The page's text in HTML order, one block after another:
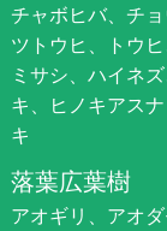
チャボヒバ、チ
ツトウヒ、トウ
ミサシ、ハイネ
キ、ヒノキアス
キ
落葉広葉樹
アオギリ、アオ